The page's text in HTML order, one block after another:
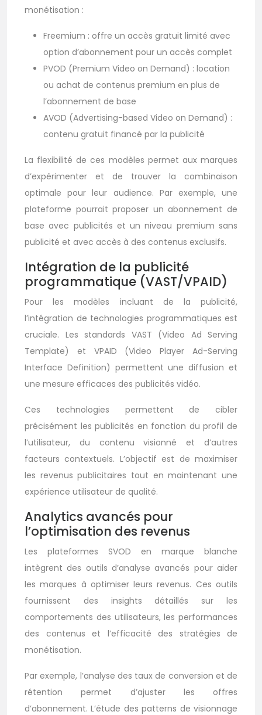
monétisation :
Freemium : offre un accès gratuit limité avec
option d’abonnement pour un accès complet
PVOD (Premium Video on Demand) : location
ou achat de contenus premium en plus de
l’abonnement de base
AVOD (Advertising-based Video on Demand) :
contenu gratuit financé par la publicité
La flexibilité de ces modèles permet aux marques
d’expérimenter et de trouver la combinaison
optimale pour leur audience. Par exemple, une
plateforme pourrait proposer un abonnement de
base avec publicités et un niveau premium sans
publicité et avec accès à des contenus exclusifs.
Intégration de la publicité
programmatique (VAST/VPAID)
Pour les modèles incluant de la publicité,
l’intégration de technologies programmatiques est
cruciale. Les standards VAST (Video Ad Serving
Template) et VPAID (Video Player Ad-Serving
Interface Definition) permettent une diffusion et
une mesure efficaces des publicités vidéo.
Ces technologies permettent de cibler
précisément les publicités en fonction du profil de
l’utilisateur, du contenu visionné et d’autres
facteurs contextuels. L’objectif est de maximiser
les revenus publicitaires tout en maintenant une
expérience utilisateur de qualité.
Analytics avancés pour
l’optimisation des revenus
Les plateformes SVOD en marque blanche
intègrent des outils d’analyse avancés pour aider
les marques à optimiser leurs revenus. Ces outils
fournissent des insights détaillés sur les
comportements des utilisateurs, les performances
des contenus et l’efficacité des stratégies de
monétisation.
Par exemple, l’analyse des taux de conversion et de
rétention permet d’ajuster les offres
d’abonnement. L’étude des patterns de visionnage